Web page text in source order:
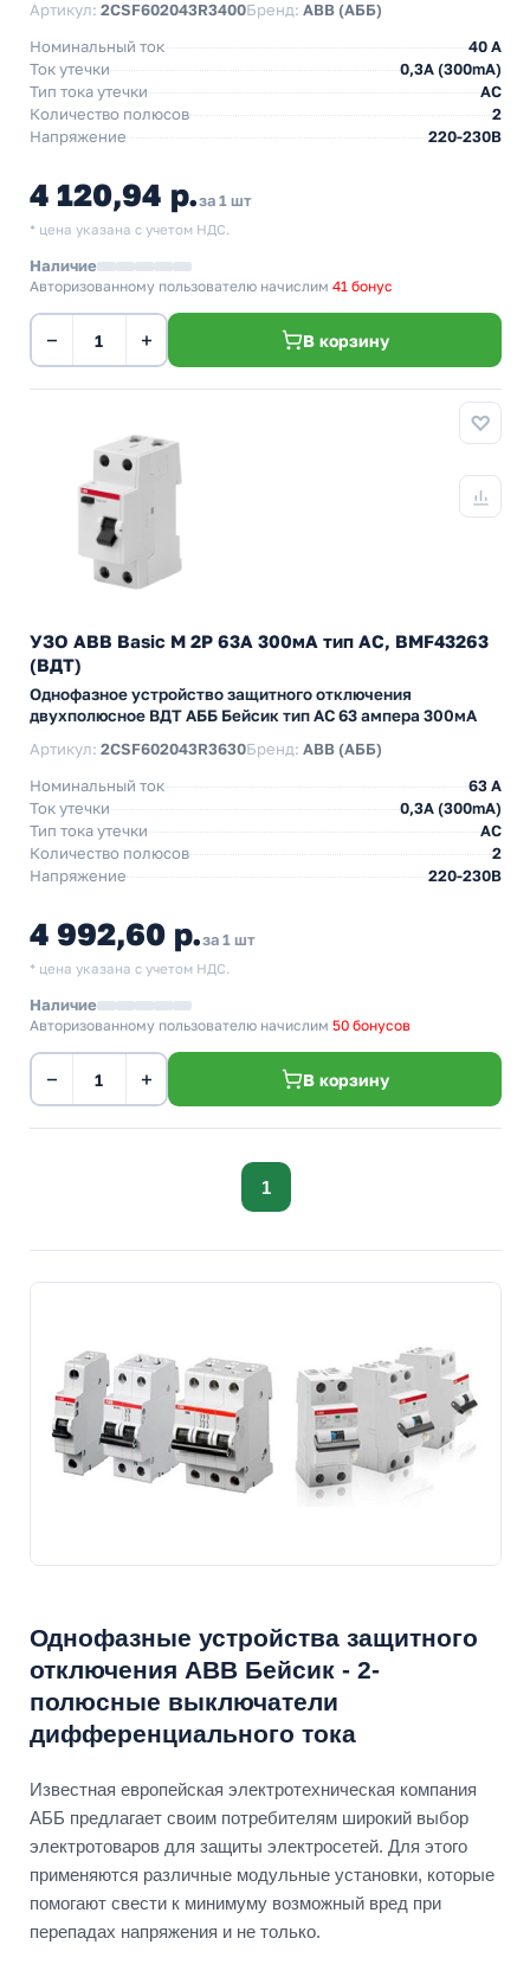
Артикул: 2CSF602043R3400Бренд: ABB (АББ)
Номинальный ток
40 A
Ток утечки
0,3A (300mA)
Тип тока утечки
AC
Количество полюсов
2
Напряжение
220-230В
4 120,94 р.за 1 шт
* цена указана с учетом НДС.
Наличие
Авторизованному пользователю начислим 41 бонус
− + В корзину
УЗО ABB Basic M 2P 63A 300мА тип AC, BMF43263
(ВДТ)
Однофазное устройство защитного отключения
двухполюсное ВДТ АББ Бейсик тип АС 63 ампера 300мА
Артикул: 2CSF602043R3630Бренд: ABB (АББ)
Номинальный ток
63 A
Ток утечки
0,3A (300mA)
Тип тока утечки
AC
Количество полюсов
2
Напряжение
220-230В
4 992,60 р.за 1 шт
* цена указана с учетом НДС.
Наличие
Авторизованному пользователю начислим 50 бонусов
− + В корзину
1
Однофазные устройства защитного
отключения ABB Бейсик - 2-
полюсные выключатели
дифференциального тока
Известная европейская электротехническая компания
АББ предлагает своим потребителям широкий выбор
электротоваров для защиты электросетей. Для этого
применяются различные модульные установки, которые
помогают свести к минимуму возможный вред при
перепадах напряжения и не только.